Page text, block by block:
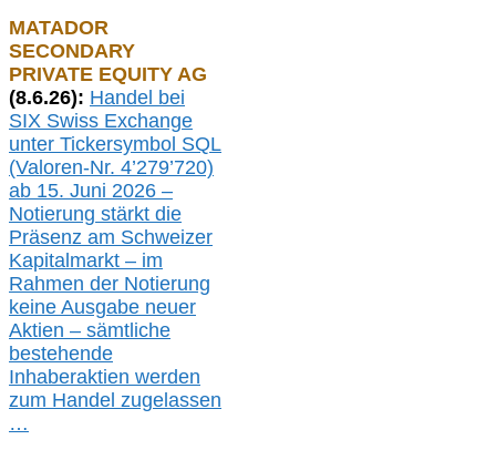
MATADOR
SECONDARY
PRIVATE EQUITY AG
(8.6.26): Handel bei
SIX Swiss Exchange
unter Tickersymbol SQL
(Valoren-Nr. 4’279’720)
ab 15. Juni 2026 –
Notierung stärkt die
Präsenz am Schweizer
Kapitalmarkt – im
Rahmen der Notierung
keine Ausgabe neuer
Aktien – sämtliche
bestehende
Inhaberaktien werden
zum Handel zugelassen
…